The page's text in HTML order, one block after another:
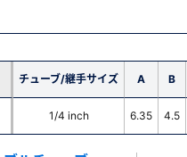
チューブ/継手サイズ A B
1/4 inch 6.35 4.5